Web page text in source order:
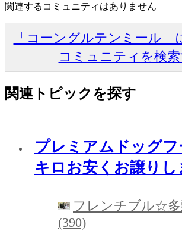
関連するコミュニティはありません
「コーングルテンミール」
コミュニティを検索
関連トピックを探す
プレミアムドッグフ
キロお安くお譲りし
フレンチブル☆多
(390)